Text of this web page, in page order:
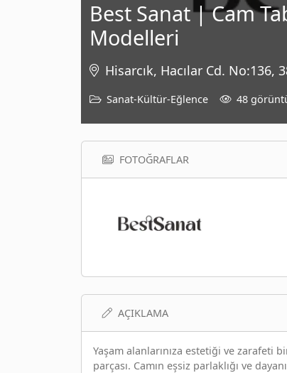
Best Sanat | Cam
Modelleri
Hisarcık, Hacılar Cd.
Sanat-Kültür-Eğlence 48
FOTOĞRAFLAR
AÇIKLAMA
Yaşam alanlarınıza estetiği ve zarafeti
parçası. Camın eşsiz parlaklığı ve